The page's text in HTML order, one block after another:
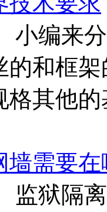
小编来
的和框
格其他
墙需要
监狱隔